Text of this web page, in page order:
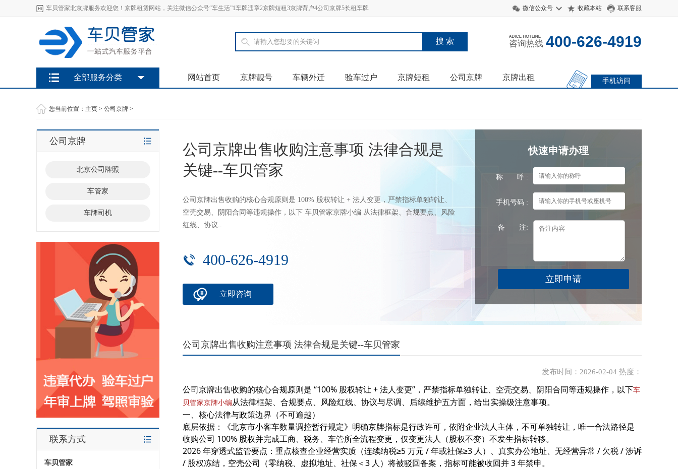
车贝管家北京牌服务欢迎您！京牌租赁网站，关注微信公众号“车生活”1车牌违章2京牌短租3京牌背户4公司京牌5长租车牌 微信公众号 收藏本站 联系客服
咨询热线 400-626-4919
网站首页 京牌靓号 车辆外迁 验车过户 京牌短租 公司京牌 京牌出租 手机访问
全部服务分类
您当前位置： 主页 > 公司京牌 >
公司京牌
北京公司牌照
车管家
车牌司机
联系方式
车贝管家
公司京牌出售收购注意事项 法律合规是
关键--车贝管家
公司京牌出售收购的核心合规原则是 100% 股权转让 + 法人变更，严禁指标单独转让、
空壳交易、阴阳合同等违规操作，以下 车贝管家京牌小编 从法律框架、合规要点、风险
红线、协议..
400-626-4919
立即咨询
快速申请办理
称 呼 :
手机号码 :
备 注:
公司京牌出售收购注意事项 法律合规是关键--车贝管家
发布时间：2026-02-04 热度：
公司京牌出售收购的核心合规原则是 “100% 股权转让 + 法人变更”，严禁指标单独转让、空壳交易、阴阳合同等违规操作，以下车
贝管家京牌小编从法律框架、合规要点、风险红线、协议与尽调、后续维护五方面，给出实操级注意事项。
一、核心法律与政策边界（不可逾越）
底层依据：《北京市小客车数量调控暂行规定》明确京牌指标是行政许可，依附企业法人主体，不可单独转让，唯一合法路径是
收购公司 100% 股权并完成工商、税务、车管所全流程变更，仅变更法人（股权不变）不发生指标转移。
2026 年穿透式监管要点：重点核查企业经营实质（连续纳税≥5 万元 / 年或社保≥3 人）、真实办公地址、无经营异常 / 欠税 / 涉诉
/ 股权冻结，空壳公司（零纳税、虚拟地址、社保＜3 人）将被驳回备案，指标可能被收回并 3 年禁申。